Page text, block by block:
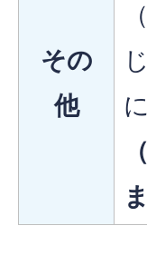
その
他